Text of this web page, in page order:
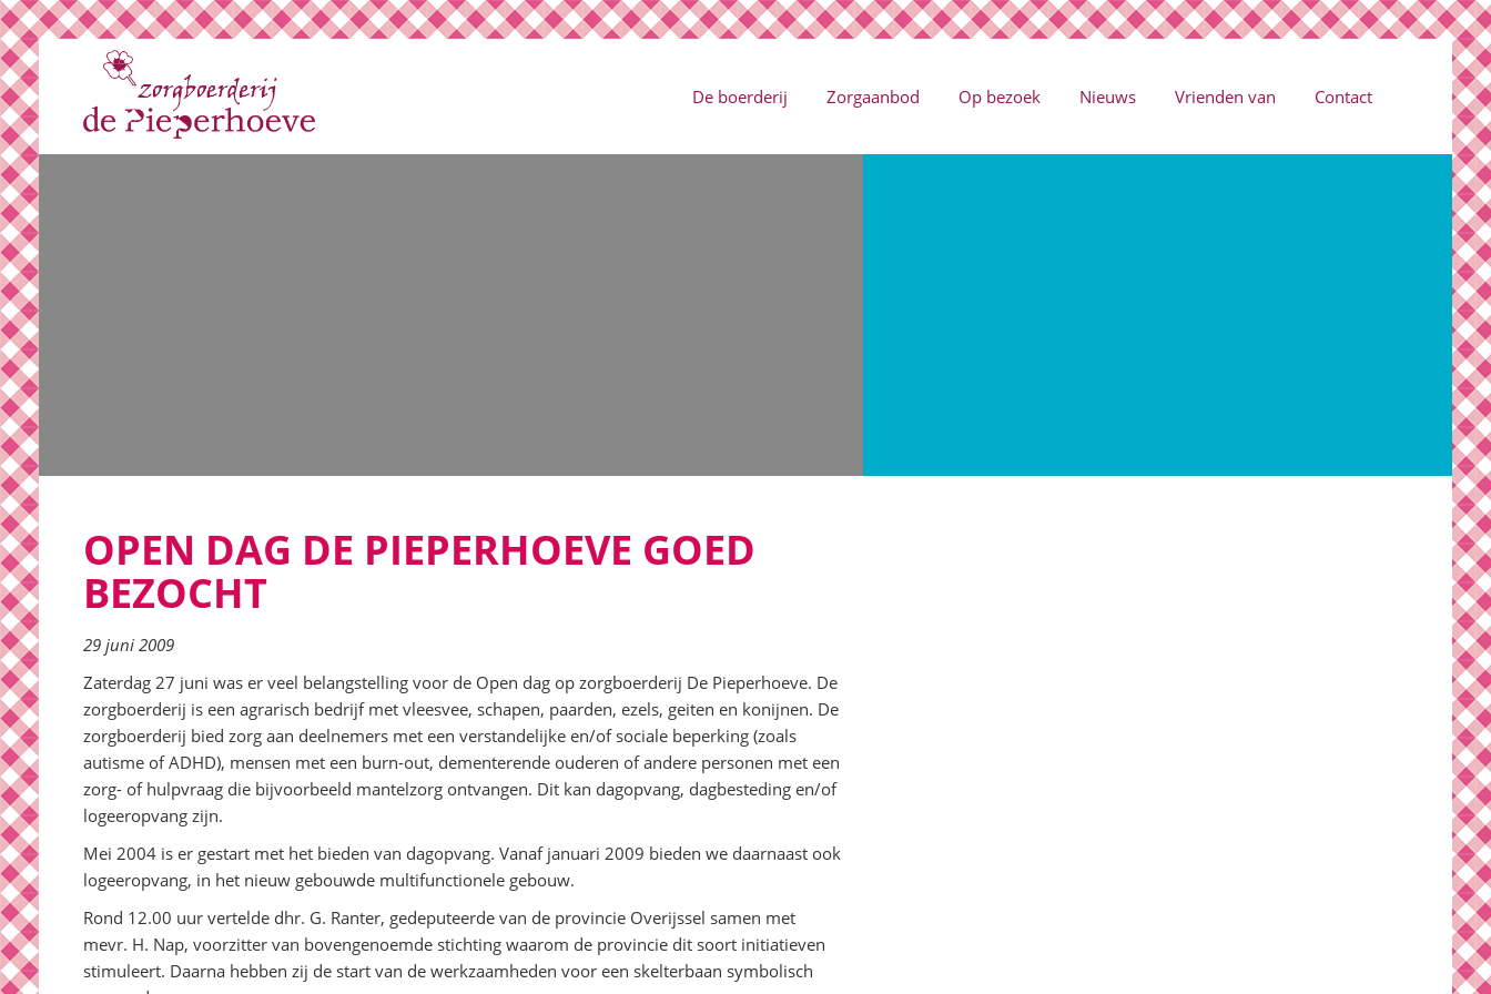
De boerderij Zorgaanbod Op bezoek Nieuws Vrienden van Contact
OPEN DAG DE PIEPERHOEVE GOED
BEZOCHT
29 juni 2009
Zaterdag 27 juni was er veel belangstelling voor de Open dag op zorgboerderij De Pieperhoeve. De
zorgboerderij is een agrarisch bedrijf met vleesvee, schapen, paarden, ezels, geiten en konijnen. De
zorgboerderij bied zorg aan deelnemers met een verstandelijke en/of sociale beperking (zoals
autisme of ADHD), mensen met een burn-out, dementerende ouderen of andere personen met een
zorg- of hulpvraag die bijvoorbeeld mantelzorg ontvangen. Dit kan dagopvang, dagbesteding en/of
logeeropvang zijn.
Mei 2004 is er gestart met het bieden van dagopvang. Vanaf januari 2009 bieden we daarnaast ook
logeeropvang, in het nieuw gebouwde multifunctionele gebouw.
Rond 12.00 uur vertelde dhr. G. Ranter, gedeputeerde van de provincie Overijssel samen met
mevr. H. Nap, voorzitter van bovengenoemde stichting waarom de provincie dit soort initiatieven
stimuleert. Daarna hebben zij de start van de werkzaamheden voor een skelterbaan symbolisch